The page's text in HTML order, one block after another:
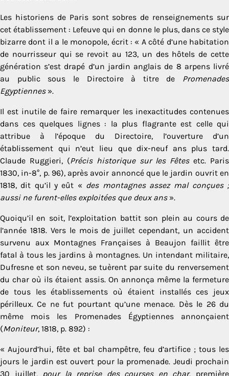
Les historiens de Paris sont sobres de renseignements sur
cet établissement : Lefeuve qui en donne le plus, dans ce style
bizarre dont il a le monopole, écrit : « A côté d’une habitation
de nourrisseur qui se revoit au 123, un des hôtels de cette
génération s’est drapé d’un jardin anglais de 8 arpens livré
au public sous le Directoire à titre de Promenades
Egyptiennes».
Il est inutile de faire remarquer les inexactitudes contenues
dans ces quelques lignes : la plus flagrante est celle qui
attribue à l’époque du Directoire, l’ouverture d’un
établissement qui n’eut lieu que dix-neuf ans plus tard.
Claude Ruggieri, (Précis historique sur les Fêtesetc. Paris
1830, in-8°, p. 96), après avoir annoncé que le jardin ouvrit en
1818, dit qu’il y eût « des montagnes assez mal conçues ;
aussi ne furent-elles exploitées que deux ans».
Quoiqu’il en soit, l’exploitation battit son plein au cours de
l’année 1818. Vers le mois de juillet cependant, un accident
survenu aux Montagnes Françaises à Beaujon faillit être
fatal à tous les jardins à montagnes. Un intendant militaire,
Dufresne et son neveu, se tuèrent par suite du renversement
du char où ils étaient assis. On annonça même la fermeture
de tous les établissements où étaient installés ces jeux
périlleux. Ce ne fut pourtant qu’une menace. Dès le 26 du
même mois les Promenades Égyptiennes annonçaient
(Moniteur, 1818, p. 892) :
« Aujourd’hui, fête et bal champêtre, feu d’artifice ; tous les
jours le jardin est ouvert pour la promenade. Jeudi prochain
30 juillet, pour la reprise des courses en char, première